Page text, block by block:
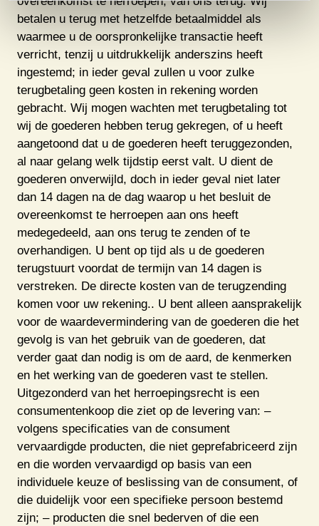
betalen u terug met hetzelfde betaalmiddel als
waarmee u de oorspronkelijke transactie heeft
verricht, tenzij u uitdrukkelijk anderszins heeft
ingestemd; in ieder geval zullen u voor zulke
terugbetaling geen kosten in rekening worden
gebracht. Wij mogen wachten met terugbetaling tot
wij de goederen hebben terug gekregen, of u heeft
aangetoond dat u de goederen heeft teruggezonden,
al naar gelang welk tijdstip eerst valt. U dient de
goederen onverwijld, doch in ieder geval niet later
dan 14 dagen na de dag waarop u het besluit de
overeenkomst te herroepen aan ons heeft
medegedeeld, aan ons terug te zenden of te
overhandigen. U bent op tijd als u de goederen
terugstuurt voordat de termijn van 14 dagen is
verstreken. De directe kosten van de terugzending
komen voor uw rekening.. U bent alleen aansprakelijk
voor de waardevermindering van de goederen die het
gevolg is van het gebruik van de goederen, dat
verder gaat dan nodig is om de aard, de kenmerken
en het werking van de goederen vast te stellen.
Uitgezonderd van het herroepingsrecht is een
consumentenkoop die ziet op de levering van: –
volgens specificaties van de consument
vervaardigde producten, die niet geprefabriceerd zijn
en die worden vervaardigd op basis van een
individuele keuze of beslissing van de consument, of
die duidelijk voor een specifieke persoon bestemd
zijn; – producten die snel bederven of die een